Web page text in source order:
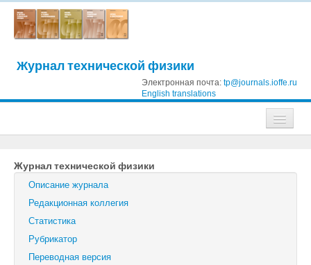
Журнал технической физики
Электронная почта: tp@journals.ioffe.ru
English translations
Журнал технической физики
Письма в Журнал технической физики
Физика твердого тела
Журнал технической физики
Описание журнала
Редакционная коллегия
Статистика
Рубрикатор
Переводная версия